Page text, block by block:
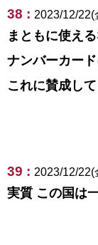
38 : 2023/12/22(
まともに使え
ナンバーカー
これに賛成し
39 : 2023/12/22(
実質 この国は